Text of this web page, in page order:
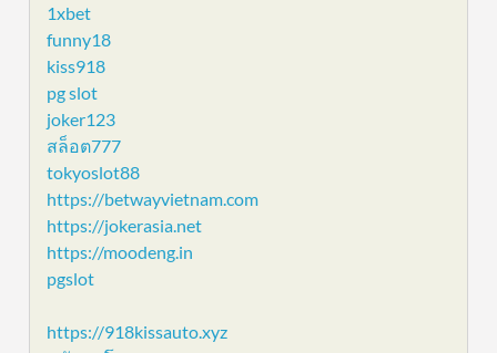
1xbet
funny18
kiss918
pg slot
joker123
สล็อต777
tokyoslot88
https://betwayvietnam.com
https://jokerasia.net
https://moodeng.in
pgslot
https://918kissauto.xyz